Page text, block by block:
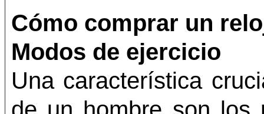
Cómo comprar un
Modos de ejercicio
Una característica